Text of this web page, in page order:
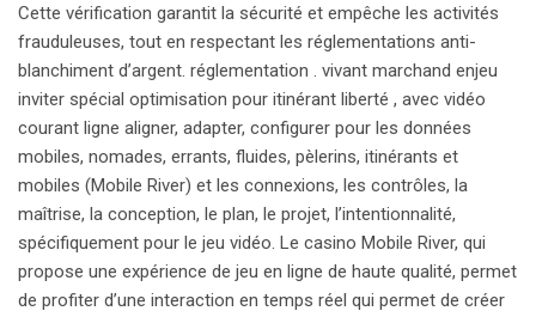
Cette vérification garantit la sécurité et empêche les activités
frauduleuses, tout en respectant les réglementations anti-
blanchiment d’argent. réglementation . vivant marchand enjeu
inviter spécial optimisation pour itinérant liberté , avec vidéo
courant ligne aligner, adapter, configurer pour les données
mobiles, nomades, errants, fluides, pèlerins, itinérants et
mobiles (Mobile River) et les connexions, les contrôles, la
maîtrise, la conception, le plan, le projet, l’intentionnalité,
spécifiquement pour le jeu vidéo. Le casino Mobile River, qui
propose une expérience de jeu en ligne de haute qualité, permet
de profiter d’une interaction en temps réel qui permet de créer